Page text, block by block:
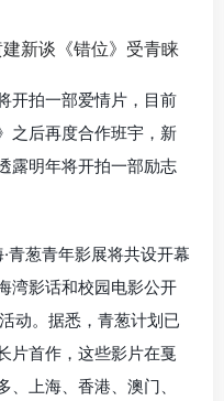
开拍一部爱情片，目前
之后再度合作班宇，新
露明年将开拍一部励志
青葱青年影展将共设开幕
湾影话和校园电影公开
动。据悉，青葱计划已
片首作，这些影片在戛
上海、香港、澳门、